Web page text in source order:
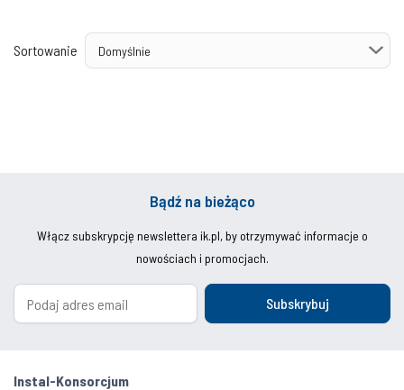
Sortowanie
Bądź na bieżąco
Włącz subskrypcję newslettera ik.pl, by otrzymywać informacje o
nowościach i promocjach.
Subskrybuj
Instal-Konsorcjum